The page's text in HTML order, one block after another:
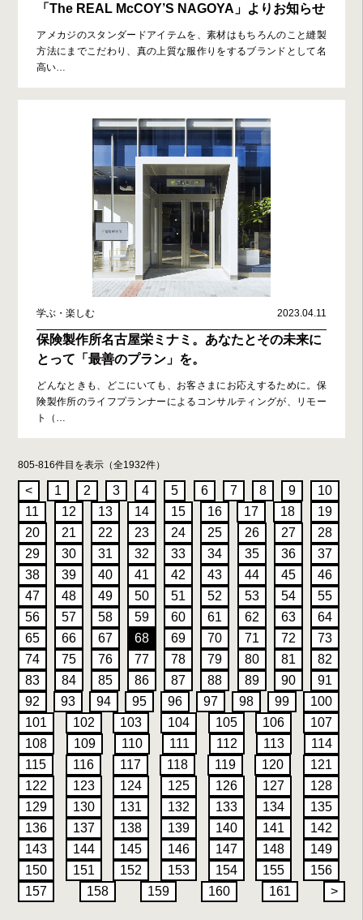
「The REAL McCOY’S NAGOYA」よりお知らせ
アメカジのスタンダードアイテムを、素材はもちろんのこと縫製
方法にまでこだわり、真の上質な服作りをするブランドとして名
高い
学ぶ・楽しむ 2023.04.11
保険製作所名古屋栄ミナミ。あなたとその未来に
とって「最善のプラン」を。
どんなときも、どこにいても、お客さまにお応えするために。保
険製作所のライフプランナーによるコンサルティングが、リモー
ト（
805-816件目を表示（全1932件）
< 1 2 3 4 5 6 7 8 9
10
11
12 13 14 15 16 17 18
19
20
21 22 23 24 25 26 27
28
29
30 31 32 33 34 35 36
37
38
39 40 41 42 43 44 45
46
47
48 49 50 51 52 53 54
55
56
57 58 59 60 61 62 63
64
65
66 67 68 69 70 71 72
73
74
75 76 77 78 79 80 81
82
83
84 85 86 87 88 89 90
91
92
93 94 95 96 97 98 99
100
101
102 103 104 105 106
107
108
109 110 111 112 113
114
115
116 117 118 119 120
121
122
123 124 125 126 127
128
129
130 131 132 133 134
135
136
137 138 139 140 141
142
143
144 145 146 147 148
149
150
151 152 153 154 155
156
157
158 159 160 161 >